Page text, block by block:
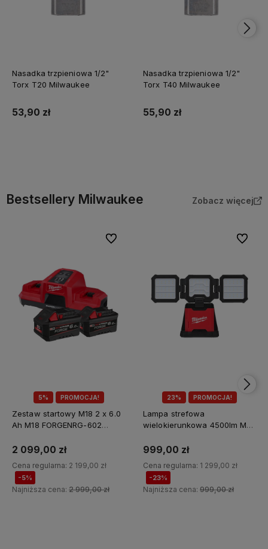
Nasadka trzpieniowa 1/2"
Torx T20 Milwaukee
53,90 zł
Nasadka trzpieniowa 1/2"
Torx T40 Milwaukee
55,90 zł
Bestsellery Milwaukee Zobacz więcej
5% PROMOCJA!
Zestaw startowy M18 2 x 6.0
Ah M18 FORGENRG-602
2 099,00 zł
Cena regularna: 2 199,00 zł
-5%
Najniższa cena: 2 999,00 zł
Do ulubionych
23% PROMOCJA!
Lampa strefowa
wielokierunkowa 4500lm M18
999,00 zł
Cena regularna: 1 299,00 zł
-23%
Najniższa cena: 999,00 zł
Do